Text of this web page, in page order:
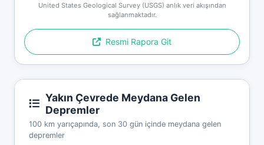
United States Geological Survey (USGS) anlık veri akışından
sağlanmaktadır.
Resmi Rapora Git
Yakın Çevrede Meydana Gelen
Depremler
100 km yarıçapında, son 30 gün içinde meydana gelen
depremler